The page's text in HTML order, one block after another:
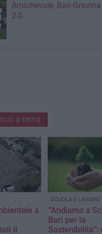
Amichevole, Bari-
2-0
a tema
a
il
SCUOLA E LAVORO
“Andiamo a
Bari per la
Sostenibilità”: